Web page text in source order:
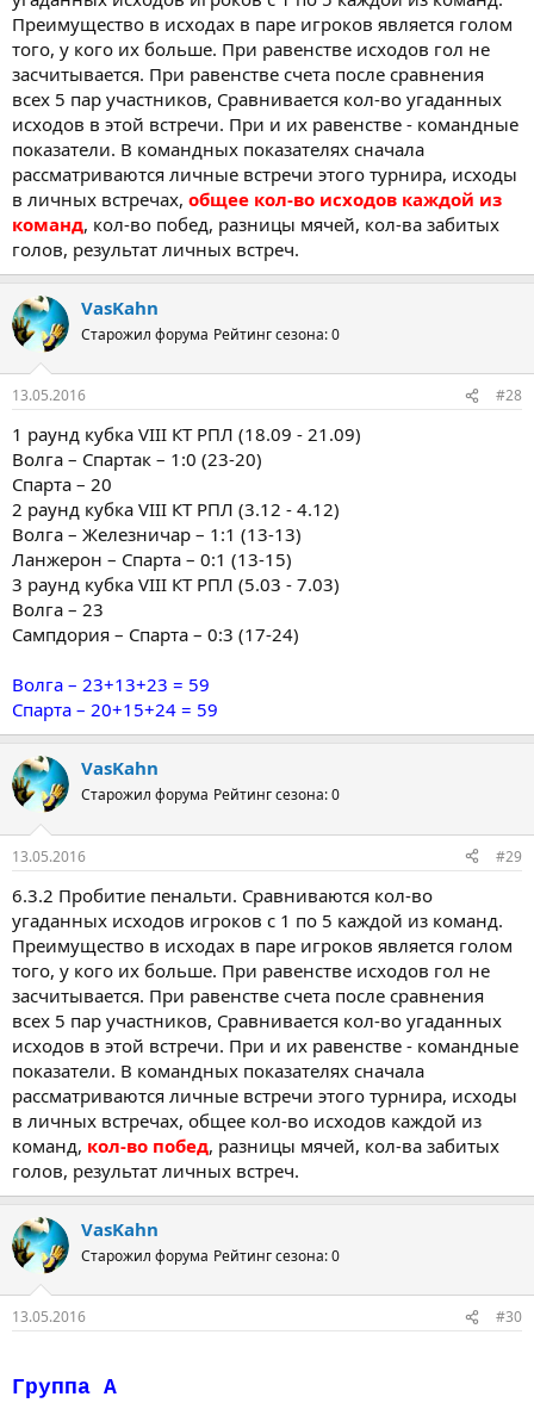
Преимущество в исходах в паре игроков является голом
того, у кого их больше. При равенстве исходов гол не
засчитывается. При равенстве счета после сравнения
всех 5 пар участников, Сравнивается кол-во угаданных
исходов в этой встречи. При и их равенстве - командные
показатели. В командных показателях сначала
рассматриваются личные встречи этого турнира, исходы
в личных встречах, общее кол-во исходов каждой из
команд, кол-во побед, разницы мячей, кол-ва забитых
голов, результат личных встреч.
VasKahn
Старожил форума Рейтинг сезона: 0
13.05.2016 #28
1 раунд кубка VIII КТ РПЛ (18.09 - 21.09)
Волга – Спартак – 1:0 (23-20)
Спарта – 20
2 раунд кубка VIII КТ РПЛ (3.12 - 4.12)
Волга – Железничар – 1:1 (13-13)
Ланжерон – Спарта – 0:1 (13-15)
3 раунд кубка VIII КТ РПЛ (5.03 - 7.03)
Волга – 23
Сампдория – Спарта – 0:3 (17-24)
Волга – 23+13+23 = 59
Спарта – 20+15+24 = 59
VasKahn
Старожил форума Рейтинг сезона: 0
13.05.2016 #29
6.3.2 Пробитие пенальти. Сравниваются кол-во
угаданных исходов игроков с 1 по 5 каждой из команд.
Преимущество в исходах в паре игроков является голом
того, у кого их больше. При равенстве исходов гол не
засчитывается. При равенстве счета после сравнения
всех 5 пар участников, Сравнивается кол-во угаданных
исходов в этой встречи. При и их равенстве - командные
показатели. В командных показателях сначала
рассматриваются личные встречи этого турнира, исходы
в личных встречах, общее кол-во исходов каждой из
команд, кол-во побед, разницы мячей, кол-ва забитых
голов, результат личных встреч.
VasKahn
Старожил форума Рейтинг сезона: 0
13.05.2016 #30
Группа А